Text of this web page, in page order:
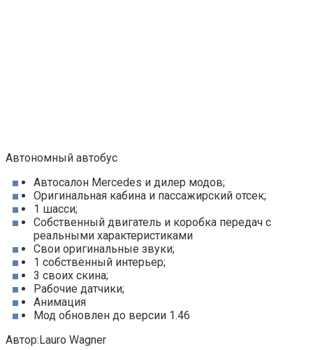
Автономный автобус
Автосалон Mercedes и дилер модов;
Оригинальная кабина и пассажирский отсек;
1 шасси;
Собственный двигатель и коробка передач с
реальными характеристиками
Свои оригинальные звуки;
1 собственный интерьер;
3 своих скина;
Рабочие датчики;
Анимация
Мод обновлен до версии 1.46
Автор:Lauro Wagner